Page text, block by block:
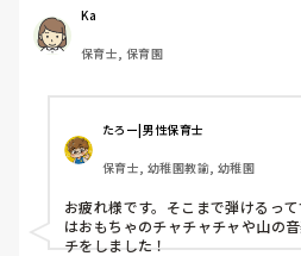
になりました。
発表会でオススメの曲ありますか？
鍵盤ハーモニカは二重奏にしよう
Ka
保育士, 保育園
たろー|男性保育士
保育士, 幼稚園教諭, 幼稚園
お疲れ様です。そこまで弾けるっ
はおもちゃのチャチャチャや山の
チをしました！